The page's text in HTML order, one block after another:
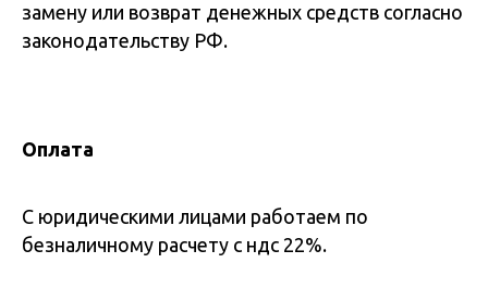
замену или возврат денежных средств согласно
законодательству РФ.
Оплата
С юридическими лицами работаем по
безналичному расчету с ндс 22%.